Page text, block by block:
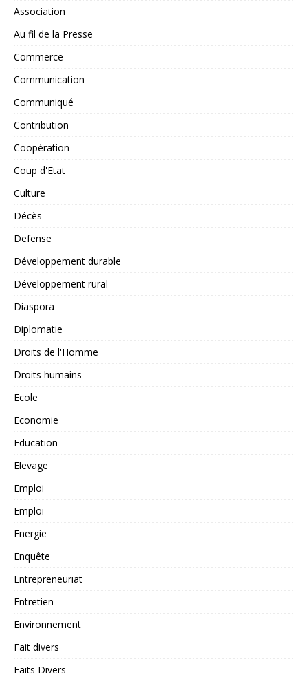
Association
Au fil de la Presse
Commerce
Communication
Communiqué
Contribution
Coopération
Coup d'Etat
Culture
Décès
Defense
Développement durable
Développement rural
Diaspora
Diplomatie
Droits de l'Homme
Droits humains
Ecole
Economie
Education
Elevage
Emploi
Emploi
Energie
Enquête
Entrepreneuriat
Entretien
Environnement
Fait divers
Faits Divers